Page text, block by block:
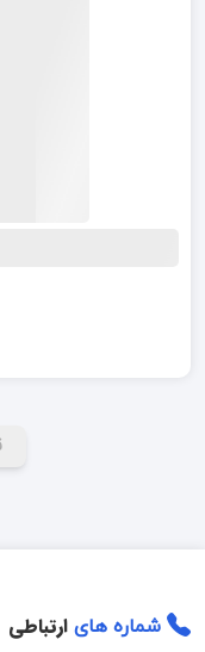
شماره های ارتباطی